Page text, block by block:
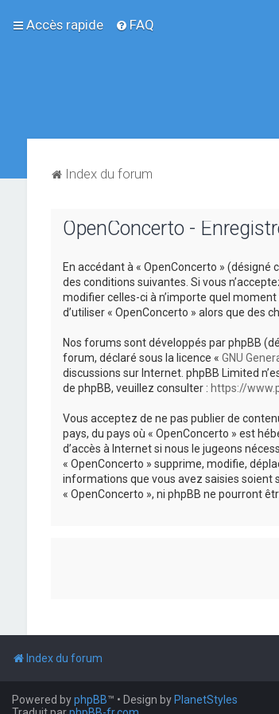
Accès rapide FAQ
Index du forum
OpenConcerto -
En accédant à « OpenConcerto »
des conditions suivantes. Si vous
modifier celles-ci à n’importe quel
d’utiliser « OpenConcerto » alors que
Nos forums sont développés par phpBB
forum, déclaré sous la licence « GNU
discussions sur Internet. phpBB Limited
de phpBB, veuillez consulter : https://
Vous acceptez de ne pas publier de
pays, du pays où « OpenConcerto » est
d’accès à Internet si nous le jugeons
« OpenConcerto » supprime, modifie,
informations que vous avez saisies soient
« OpenConcerto », ni phpBB ne pourront
Index du forum
Powered byphpBB™ • Design by PlanetStyles